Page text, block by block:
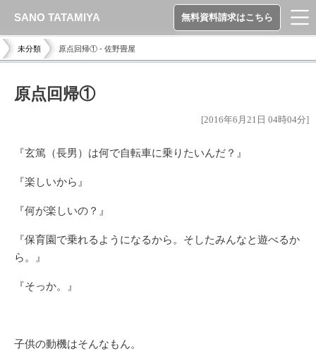
未分類 原点回帰① - 佐野畳屋
原点回帰①
[2016年6月21日 04時04分]
『玄篤（長男）は何で自転車に乗りたいんだ？』
『楽しいから』
『何が楽しいの？』
『保育園で乗れるようになるから。そしたみんなと遊べるか
ら。』
『そっか。』
子供の動機はそんなもん。
SANO TATAMIYA 無料資料請求はこちら